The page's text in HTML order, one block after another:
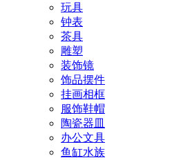
玩具
钟表
茶具
雕塑
装饰镜
饰品摆件
挂画相框
服饰鞋帽
陶瓷器皿
办公文具
鱼缸水族